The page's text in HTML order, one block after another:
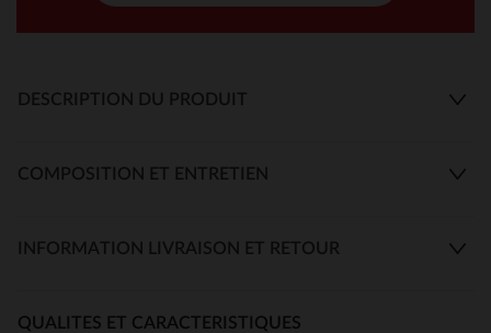
DESCRIPTION DU PRODUIT
COMPOSITION ET ENTRETIEN
INFORMATION LIVRAISON ET RETOUR
QUALITES ET CARACTERISTIQUES